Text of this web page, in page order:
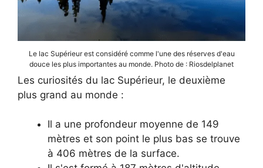
Le lac Supérieur est considéré comme l'une des réserves d'eau
douce les plus importantes au monde. Photo de : Riosdelplanet
Les curiosités du lac Supérieur, le deuxième
plus grand au monde :
Il a une profondeur moyenne de 149
mètres et son point le plus bas se trouve
à 406 mètres de la surface.